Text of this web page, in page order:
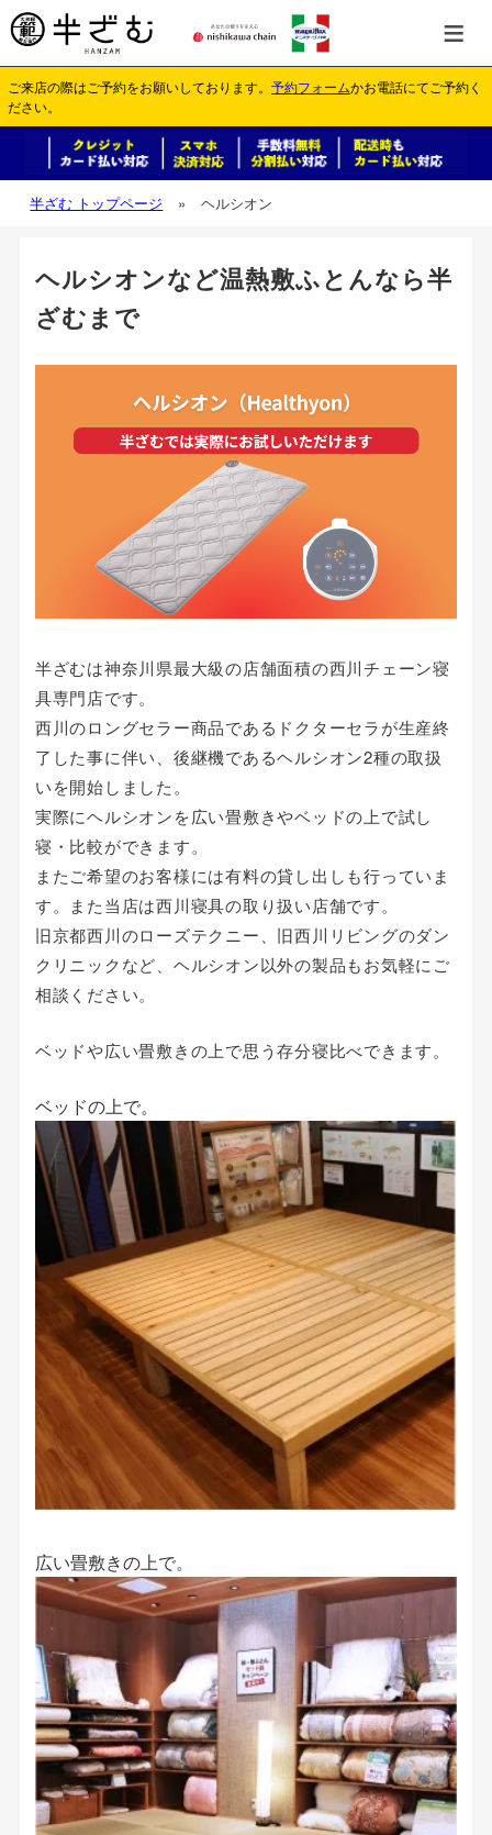
ご来店の際はご予約をお願いしております。 予約フォームかお電話にてご予約く
ださい。
≡
半ざむ トップページ » ヘルシオン
ヘルシオンなど温熱敷ふとんなら半
ざむまで
半ざむは神奈川県最大級の店舗面積の西川チェーン寝
具専門店です。
西川のロングセラー商品であるドクターセラが生産終
了した事に伴い、後継機であるヘルシオン2種の取扱
いを開始しました。
実際にヘルシオンを広い畳敷きやベッドの上で試し
寝・比較ができます。
またご希望のお客様には有料の貸し出しも行っていま
す。また当店は西川寝具の取り扱い店舗です。
旧京都西川のローズテクニー、旧西川リビングのダン
クリニックなど、ヘルシオン以外の製品もお気軽にご
相談ください。
ベッドや広い畳敷きの上で思う存分寝比べできます。
ベッドの上で。
広い畳敷きの上で。